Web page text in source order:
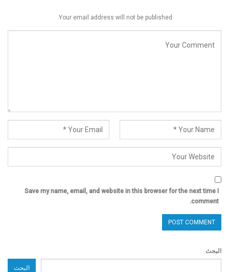
Your email address will not be published.
Save my name, email, and website in this browser for the next time I
comment.
البحث
البحث